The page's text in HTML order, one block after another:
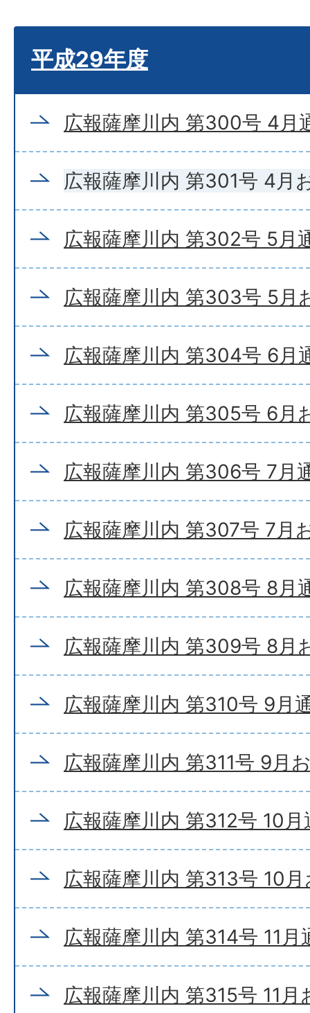
平成29年度
広報薩摩川内 第300号 4月
広報薩摩川内 第301号 4月
広報薩摩川内 第302号 5月
広報薩摩川内 第303号 5月
広報薩摩川内 第304号 6月
広報薩摩川内 第305号 6月
広報薩摩川内 第306号 7月
広報薩摩川内 第307号 7月
広報薩摩川内 第308号 8月
広報薩摩川内 第309号 8月
広報薩摩川内 第310号 9月
広報薩摩川内 第311号 9月
広報薩摩川内 第312号 10月
広報薩摩川内 第313号 10
広報薩摩川内 第314号 11月
広報薩摩川内 第315号 11月